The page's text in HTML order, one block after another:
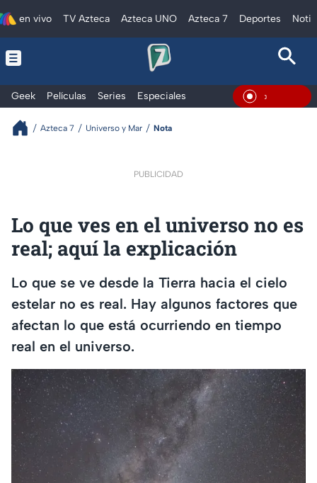
en vivo TV Azteca Azteca UNO Azteca 7 Deportes
Geek Películas Series Especiales En Vivo
Azteca 7 Universo y Mar Nota
PUBLICIDAD
Lo que ves en el universo no es
real; aquí la explicación
Lo que se ve desde la Tierra hacia el cielo
estelar no es real. Hay algunos factores que
afectan lo que está ocurriendo en tiempo
real en el universo.